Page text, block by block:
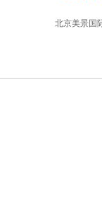
北京美景